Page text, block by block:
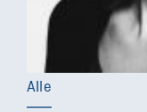
Alle